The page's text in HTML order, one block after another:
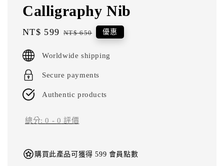
Calligraphy Nib
Sale
NT$ 599 Regular
NT$ 650 優惠
Worldwide shipping
Secure payments
Authentic products
總分:0 - 0 評價
購買此產品可獲得 599 會員點數